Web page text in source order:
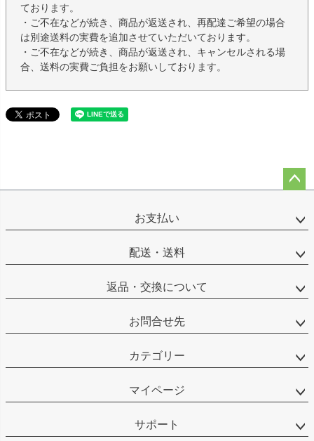
ております。
・ご不在などが続き、商品が返送され、再配達ご希望の場合
は別途送料の実費を追加させていただいております。
・ご不在などが続き、商品が返送され、キャンセルされる場
合、送料の実費ご負担をお願いしております。
ップ
お支払い
配送・送料
返品・交換について
お問合せ先
カテゴリー
マイページ
サポート